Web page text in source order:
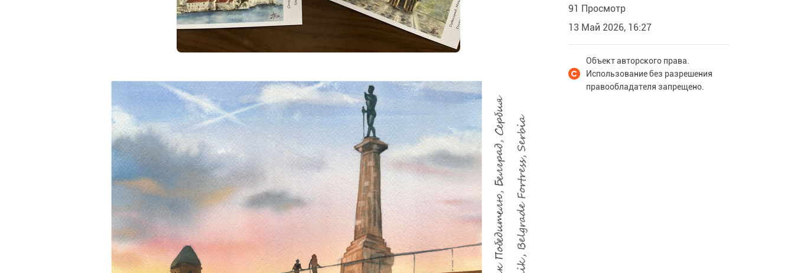
91 Просмотр
13 Май 2026, 16:27
Объект авторского права.
Использование без разрешения
правообладателя запрещено.